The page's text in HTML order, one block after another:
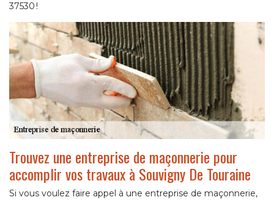
37530 !
Trouvez une entreprise de maçonnerie pour
accomplir vos travaux à Souvigny De Touraine
Si vous voulez faire appel à une entreprise de maçonnerie,